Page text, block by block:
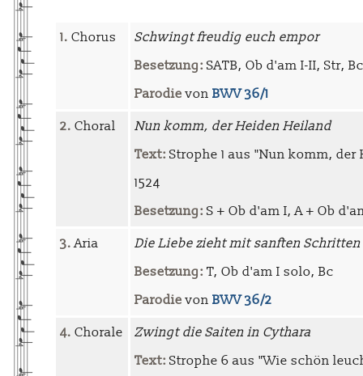
1. Chorus
Schwingt freudig euch empor
Besetzung: SATB, Ob d'am I-II, Str, Bc
Parodie von BWV 36/1
2. Choral
Nun komm, der Heiden Heiland
Text: Strophe 1 aus "Nun komm,
1524
Besetzung: S + Ob d'am I, A + Ob
3.Aria
Die Liebe zieht mit sanften Schritten
Besetzung: T, Ob d'am I solo, Bc
Parodie von BWV 36/2
4. Chorale
Zwingt die Saiten in Cythara
Text: Strophe 6 aus "Wie schön